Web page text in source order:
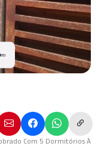
Com 5 Dormitórios À